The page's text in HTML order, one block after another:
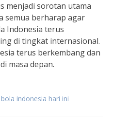
menjadi sorotan utama
semua berharap agar
Indonesia terus
di tingkat internasional.
terus berkembang dan
masa depan.
indonesia hari ini